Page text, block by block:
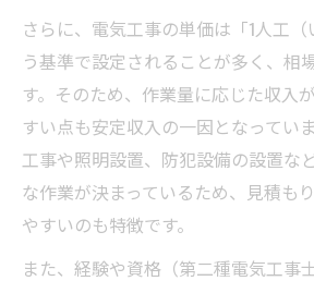
さらに、電気工事の単価は「1人工
う基準で設定されることが多く、相
す。そのため、作業量に応じた収入
すい点も安定収入の一因となってい
工事や照明設置、防犯設備の設置な
な作業が決まっているため、見積も
やすいのも特徴です。
また、経験や資格（第二種電気工事